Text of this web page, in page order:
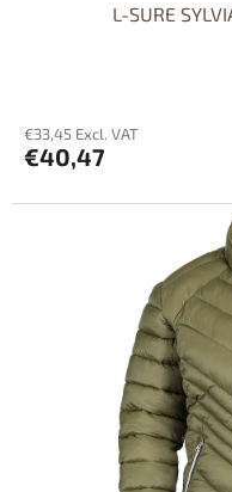
L-SURE
€33,45 Excl. VAT
€40,47